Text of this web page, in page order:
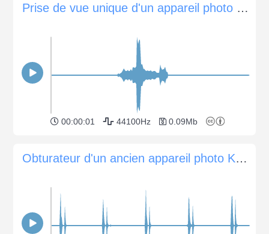
Prise de vue unique d'un appareil photo numérique Nikon D750
00:00:01 44100Hz 0.09Mb
Obturateur d'un ancien appareil photo Kodak en accordéon